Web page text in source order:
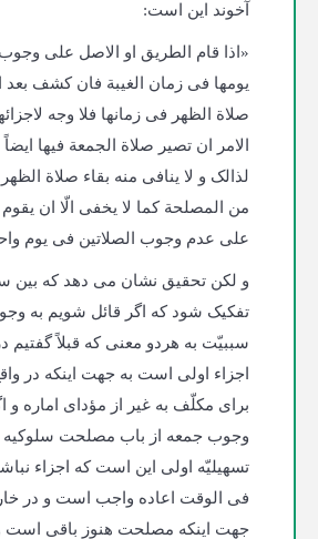
آخوند این است:
«اذا قام الطریق او الاصل علی
یومها فی زمان الغیبة فان کشف بعد
صلاة الظهر فی زمانها فلا وجه
الامر ان تصیر صلاة الجمعة فیها
لذالک و لا ینافی منه بقاء صلاة
من المصلحة کما لا یخفی الّا ان
علی عدم وجوب الصلاتین فی یوم
و لکن تحقیق نشان می دهد که بین
تفکیک شود که اگر قائل شویم به
سببیّت به هردو معنی که قبلاً گفتیم
اجزاء اولی است به جهت اینکه در
برای مکلّف به غیر از مؤدای اماره و
وجوب جمعه از باب مصلحت
تسهیلیّه اولی این است که اجزاء
فی الوقت اعاده واجب است و در
جهت اینکه مصلحت هنوز باقی است